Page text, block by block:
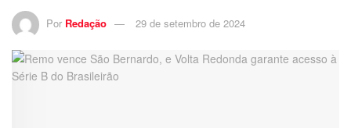
Por Redação 29 de setembro de 2024